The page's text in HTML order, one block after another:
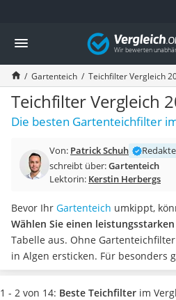
Die beliebtesten Vergleiche nach
Baumarkt
Tresor feuerfest
Makita-Akku-Rasenmäher
Kappsäge
Smartes Türschloss
Akku-Rasentrimmer
Split-Klimaanlage 2 Innengeräte
Pelletofen
Tiefbrunnenpumpe
Fliesenschneider
Hochdruckreiniger
Doppelschleifer
Überwachungskamera
Benzinrasenmäher mit Elektrostart
Vergleich
Gartenteich Teichfilter Vergleich
Teichfilter Vergleich
Die besten Gartenteichfilter
Von: Patrick Schuh
schreibt über:Gartenteich
Lektorin: Kerstin Herbergs
Bevor Ihr Gartenteich umkippt,
Wählen Sie einen
Tabelle aus. Ohne
in Algen ersticken. Für besonders
wir Ihnen, Filter mit hoher
Sie auch die maximale Förderhöhe
1 - 2 von 14: Beste Teichfilter im